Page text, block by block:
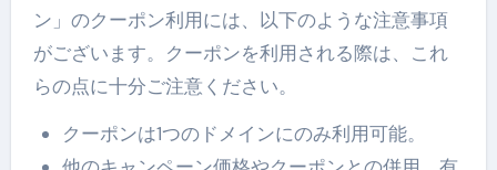
ン」のクーポン利用には、以下のような注意事項
がございます。クーポンを利用される際は、これ
らの点に十分ご注意ください。
クーポンは1つのドメインにのみ利用可能。